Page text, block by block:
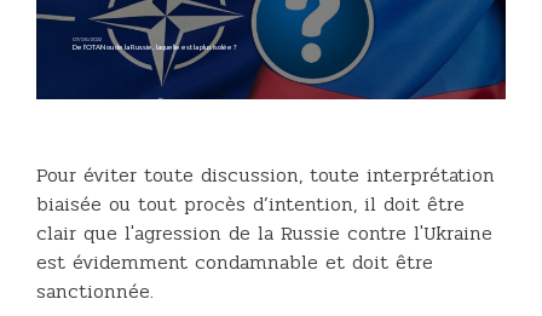
07/06/2022
De l’OTAN ou de la Russie, laquelle est la plus isolée ?
Pour éviter toute discussion, toute interprétation
biaisée ou tout procès d’intention, il doit être
clair que l'agression de la Russie contre l'Ukraine
est évidemment condamnable et doit être
sanctionnée.